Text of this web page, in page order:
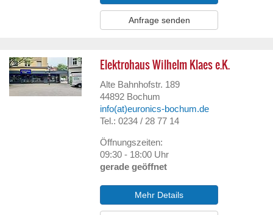
Anfrage senden
Elektrohaus Wilhelm Klaes e.K.
Alte Bahnhofstr. 189
44892 Bochum
info(at)euronics-bochum.de
Tel.: 0234 / 28 77 14
Öffnungszeiten:
09:30 - 18:00 Uhr
gerade geöffnet
Mehr Details